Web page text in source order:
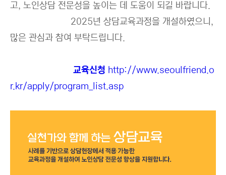
고, 노인상담 전문성을 높이는 데 도움이 되길 바랍니다.
2025년 상담교육과정을 개설하였으니,
많은 관심과 참여 부탁드립니다.
교육신청 http://www.seoulfriend.o
r.kr/apply/program_list.asp